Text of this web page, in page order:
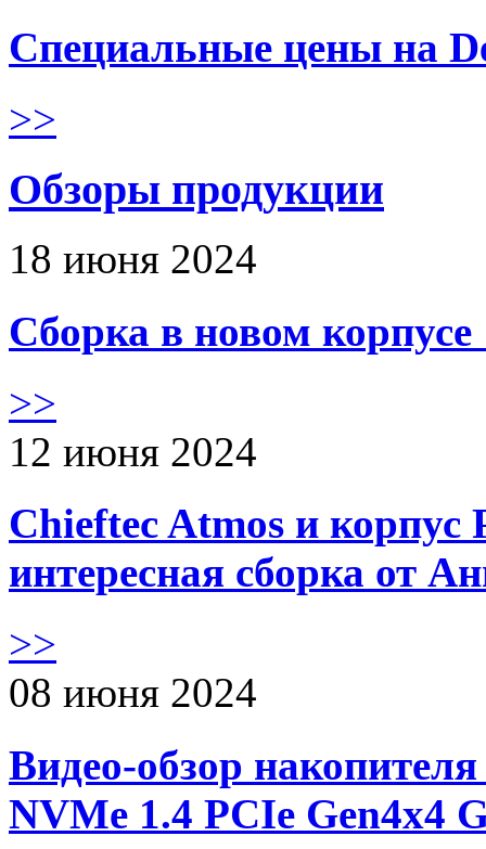
Специальные цены на
>>
Обзоры продукции
18 июня 2024
Сборка в новом
>>
12 июня 2024
Chieftec Atmos и корпус
интересная сборка от
>>
08 июня 2024
Видео-обзор
NVMe 1.4 PCIe Gen4х4